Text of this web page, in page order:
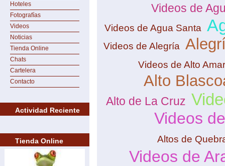
Hoteles
Fotografías
Videos
Noticias
Tienda Online
Chats
Cartelera
Contacto
Actividad Reciente
Tienda Online
Videos de
Videos de Agua Santa
Videos de Alegría
Videos de Alto
Alto
Alto de La Cruz
Videos
Altos de
Videos de